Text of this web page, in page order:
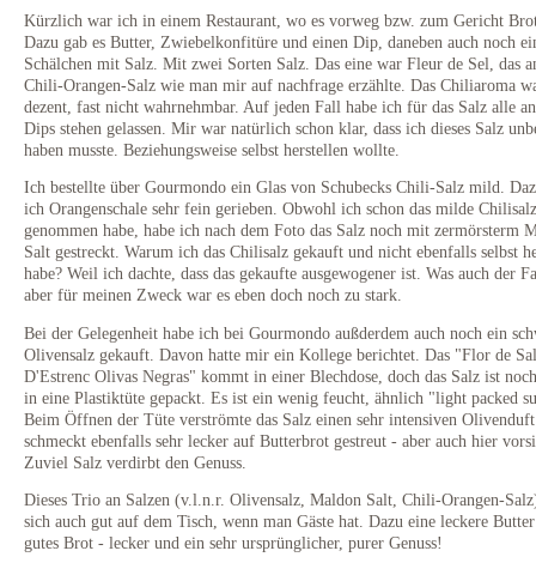
Kürzlich war ich in einem Restaurant, wo es vorweg bzw. zum Gericht
Dazu gab es Butter, Zwiebelkonfitüre und einen Dip, daneben auch noch
Schälchen mit Salz. Mit zwei Sorten Salz. Das eine war Fleur de Sel, das
Chili-Orangen-Salz wie man mir auf nachfrage erzählte. Das Chiliaroma
dezent, fast nicht wahrnehmbar. Auf jeden Fall habe ich für das Salz alle
Dips stehen gelassen. Mir war natürlich schon klar, dass ich dieses Salz
haben musste. Beziehungsweise selbst herstellen wollte.
Ich bestellte über Gourmondo ein Glas von Schubecks Chili-Salz mild.
ich Orangenschale sehr fein gerieben. Obwohl ich schon das milde Chilisalz
genommen habe, habe ich nach dem Foto das Salz noch mit zermörsterm
Salt gestreckt. Warum ich das Chilisalz gekauft und nicht ebenfalls selbst
habe? Weil ich dachte, dass das gekaufte ausgewogener ist. Was auch der
aber für meinen Zweck war es eben doch noch zu stark.
Bei der Gelegenheit habe ich bei Gourmondo außderdem auch noch ein
Olivensalz gekauft. Davon hatte mir ein Kollege berichtet. Das "Flor de Sal
D'Estrenc Olivas Negras" kommt in einer Blechdose, doch das Salz ist
in eine Plastiktüte gepackt. Es ist ein wenig feucht, ähnlich "light packed
Beim Öffnen der Tüte verströmte das Salz einen sehr intensiven
schmeckt ebenfalls sehr lecker auf Butterbrot gestreut - aber auch hier
Zuviel Salz verdirbt den Genuss.
Dieses Trio an Salzen (v.l.n.r. Olivensalz, Maldon Salt, Chili-Orangen-
sich auch gut auf dem Tisch, wenn man Gäste hat. Dazu eine leckere
gutes Brot - lecker und ein sehr ursprünglicher, purer Genuss!